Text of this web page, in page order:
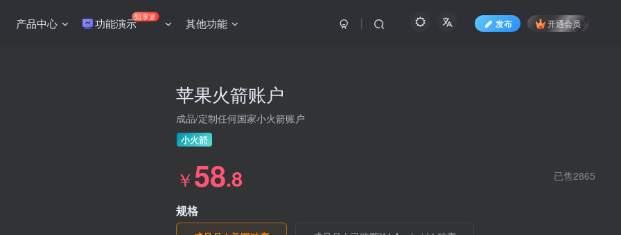
产品中心 功能演示知享派 其他功能 发布 开通会员
苹果火箭账户
成品/定制任何国家小火箭账户
小火箭
￥58.8 已售2865
规格